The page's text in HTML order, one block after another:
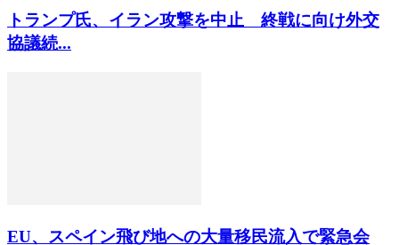
トランプ氏、イラン攻撃を中止 終戦に向け外交
協議続...
EU、スペイン飛び地への大量移民流入で緊急会